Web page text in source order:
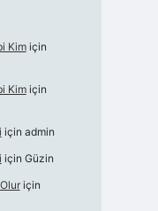
Kimiçin
Kimiçin
için admin
için Güzin
için